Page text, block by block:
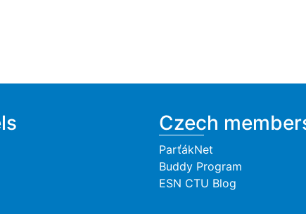
Czech
ParťákNet
Buddy Program
ESN CTU Blog